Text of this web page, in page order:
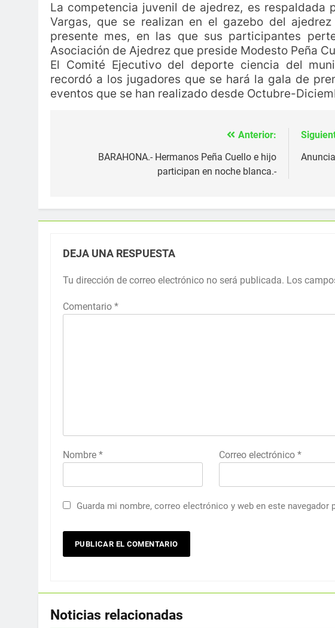
La competencia juvenil de ajedrez, es respaldada
Vargas, que se realizan en el gazebo del
presente mes, en las que sus participantes
Asociación de Ajedrez que preside Modesto Peña
El Comité Ejecutivo del deporte ciencia del
recordó a los jugadores que se hará la gala de
eventos que se han realizado desde Octubre-
Anterior:
BARAHONA.- Hermanos Peña Cuello e hijo
participan en noche blanca.-
DEJA UNA RESPUESTA
Tu dirección de correo electrónico no será publicada. Los
Comentario *
Nombre * Correo electrónico *
Guarda mi nombre, correo electrónico y web en este navegador
Noticias relacionadas